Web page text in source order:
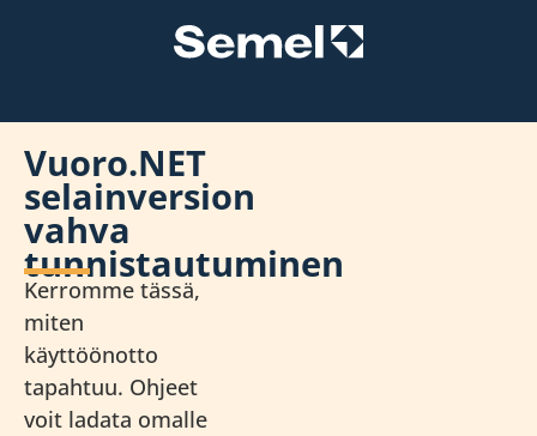
Vuoro.NET
selainversion
vahva
tunnistautuminen
Kerromme tässä,
miten
käyttöönotto
tapahtuu. Ohjeet
voit ladata omalle